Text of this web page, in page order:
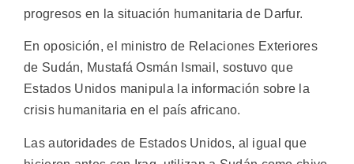
progresos en la situación humanitaria de Darfur.
En oposición, el ministro de Relaciones Exteriores
de Sudán, Mustafá Osmán Ismail, sostuvo que
Estados Unidos manipula la información sobre la
crisis humanitaria en el país africano.
Las autoridades de Estados Unidos, al igual que